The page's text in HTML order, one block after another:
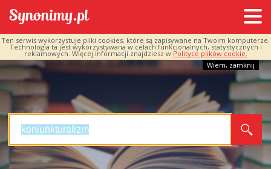
Ten serwis wykorzystuje pliki cookies, które są zapisywane na Twoim komputerze.
Technologia ta jest wykorzystywana w celach funkcjonalnych, statystycznych i
reklamowych. Więcej informacji znajdziesz w Polityce plików cookie.
Wiem, zamknij